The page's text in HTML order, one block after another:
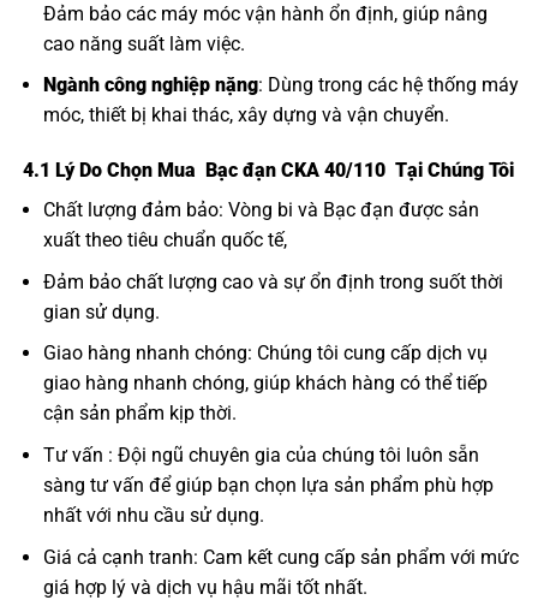
Đảm bảo các máy móc vận hành ổn định, giúp nâng
cao năng suất làm việc.
Ngành công nghiệp nặng: Dùng trong các hệ thống máy
móc, thiết bị khai thác, xây dựng và vận chuyển.
4.1 Lý Do Chọn Mua Bạc đạn CKA 40/110 Tại Chúng Tôi
Chất lượng đảm bảo: Vòng bi và Bạc đạn được sản
xuất theo tiêu chuẩn quốc tế,
Đảm bảo chất lượng cao và sự ổn định trong suốt thời
gian sử dụng.
Giao hàng nhanh chóng: Chúng tôi cung cấp dịch vụ
giao hàng nhanh chóng, giúp khách hàng có thể tiếp
cận sản phẩm kịp thời.
Tư vấn : Đội ngũ chuyên gia của chúng tôi luôn sẵn
sàng tư vấn để giúp bạn chọn lựa sản phẩm phù hợp
nhất với nhu cầu sử dụng.
Giá cả cạnh tranh: Cam kết cung cấp sản phẩm với mức
giá hợp lý và dịch vụ hậu mãi tốt nhất.